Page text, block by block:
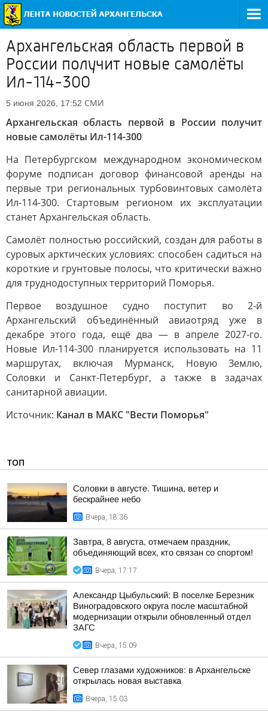
Архангельская область первой в
России получит новые самолёты
Ил-114-300
5 июня 2026, 17:52 СМИ
Архангельская область первой в России получит
новые самолёты Ил-114-300
На Петербургском международном экономическом
форуме подписан договор финансовой аренды на
первые три региональных турбовинтовых самолёта
Ил-114-300. Стартовым регионом их эксплуатации
станет Архангельская область.
Самолёт полностью российский, создан для работы в
суровых арктических условиях: способен садиться на
короткие и грунтовые полосы, что критически важно
для труднодоступных территорий Поморья.
Первое воздушное судно поступит во 2-й
Архангельский объединённый авиаотряд уже в
декабре этого года, ещё два — в апреле 2027-го.
Новые Ил-114-300 планируется использовать на 11
маршрутах, включая Мурманск, Новую Землю,
Соловки и Санкт-Петербург, а также в задачах
санитарной авиации.
Источник: Канал в МАКС "Вести Поморья"
ТОП
Соловки в августе. Тишина, ветер и
бескрайнее небо
Вчера, 18:36
Завтра, 8 августа, отмечаем праздник,
объединяющий всех, кто связан со спортом!
Вчера, 17:17
Александр Цыбульский: В поселке Березник
Виноградовского округа после масштабной
модернизации открыли обновленный отдел
ЗАГС
Вчера, 15:09
Север глазами художников: в Архангельске
открылась новая выставка
Вчера, 15:03